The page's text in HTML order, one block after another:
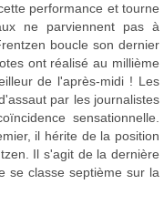
performance et tourne
ne parviennent pas à
boucle son dernier
ont réalisé au millième
de l'après-midi ! Les
par les journalistes
sensationnelle.
il hérite de la position
Il s'agit de la dernière
se classe septième sur la